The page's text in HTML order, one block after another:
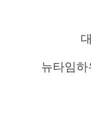
뉴타임